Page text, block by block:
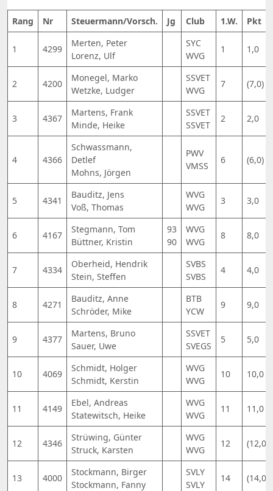
Rang Nr Steuermann/Vorsch. Jg Club 1.W. Pkt
1 4299
Merten, Peter
Lorenz, Ulf
SYC
WVG
1 1,0
2 4200
Monegel, Marko
Wetzke, Ludger
SSVET
WVG
7 (7,0)
3 4367
Martens, Frank
Minde, Heike
SSVET
SSVET
2 2,0
4 4366
Schwassmann,
Detlef
Mohns, Jörgen
PWV
VMSS
6 (6,0)
5 4341
Bauditz, Jens
Voß, Thomas
WVG
WVG
3 3,0
6 4167
Stegmann, Tom
Büttner, Kristin
93
90
WVG
WVG
8 8,0
7 4334
Oberheid, Hendrik
Stein, Steffen
SVBS
SVBS
4 4,0
8 4271
Bauditz, Anne
Schröder, Mike
BTB
YCW
9 9,0
9 4377
Martens, Bruno
Sauer, Uwe
SSVET
SVEGS
5 5,0
10 4069
Schmidt, Holger
Schmidt, Kerstin
WVG
WVG
10 10,0
11 4149
Ebel, Andreas
Statewitsch, Heike
WVG
WVG
11 11,0
12 4346
Strüwing, Günter
Struck, Karsten
WVG
WVG
12 (12,0)
13 4000
Stockmann, Birger
Stockmann, Fanny
SVLY
SVLY
14 (14,0)